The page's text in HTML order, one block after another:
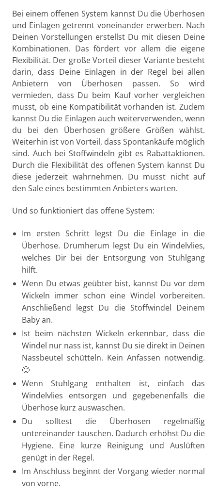
Bei einem offenen System kannst Du die Überhosen
und Einlagen getrennt voneinander erwerben. Nach
Deinen Vorstellungen erstellst Du mit diesen Deine
Kombinationen. Das fördert vor allem die eigene
Flexibilität. Der große Vorteil dieser Variante besteht
darin, dass Deine Einlagen in der Regel bei allen
Anbietern von Überhosen passen. So wird
vermieden, dass Du beim Kauf vorher vergleichen
musst, ob eine Kompatibilität vorhanden ist. Zudem
kannst Du die Einlagen auch weiterverwenden, wenn
du bei den Überhosen größere Größen wählst.
Weiterhin ist von Vorteil, dass Spontankäufe möglich
sind. Auch bei Stoffwindeln gibt es Rabattaktionen.
Durch die Flexibilität des offenen System kannst Du
diese jederzeit wahrnehmen. Du musst nicht auf
den Sale eines bestimmten Anbieters warten.
Und so funktioniert das offene System:
Im ersten Schritt legst Du die Einlage in die
Überhose. Drumherum legst Du ein Windelvlies,
welches Dir bei der Entsorgung von Stuhlgang
hilft.
Wenn Du etwas geübter bist, kannst Du vor dem
Wickeln immer schon eine Windel vorbereiten.
Anschließend legst Du die Stoffwindel Deinem
Baby an.
Ist beim nächsten Wickeln erkennbar, dass die
Windel nur nass ist, kannst Du sie direkt in Deinen
Nassbeutel schütteln. Kein Anfassen notwendig.
🙂
Wenn Stuhlgang enthalten ist, einfach das
Windelvlies entsorgen und gegebenenfalls die
Überhose kurz auswaschen.
Du solltest die Überhosen regelmäßig
untereinander tauschen. Dadurch erhöhst Du die
Hygiene. Eine kurze Reinigung und Auslüften
genügt in der Regel.
Im Anschluss beginnt der Vorgang wieder normal
von vorne.